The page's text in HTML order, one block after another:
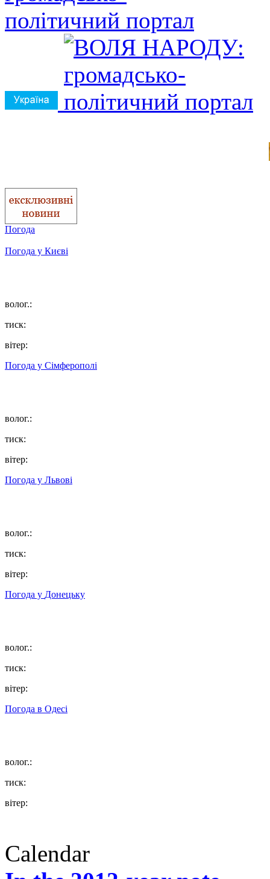
Погода
Погода у Києві
волог.:
тиск:
вітер:
Погода у Сімферополі
волог.:
тиск:
вітер:
Погода у Львові
волог.:
тиск:
вітер:
Погода у Донецьку
волог.:
тиск:
вітер:
Погода в Одесі
волог.:
тиск:
вітер:
Calendar